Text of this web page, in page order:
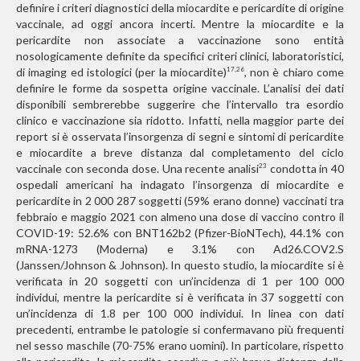
definire i criteri diagnostici della miocardite e pericardite di origine
vaccinale, ad oggi ancora incerti. Mentre la miocardite e la
pericardite non associate a vaccinazione sono entità
nosologicamente definite da specifici criteri clinici, laboratoristici,
di imaging ed istologici (per la miocardite)17,26, non è chiaro come
definire le forme da sospetta origine vaccinale. L’analisi dei dati
disponibili sembrerebbe suggerire che l’intervallo tra esordio
clinico e vaccinazione sia ridotto. Infatti, nella maggior parte dei
report si è osservata l’insorgenza di segni e sintomi di pericardite
e miocardite a breve distanza dal completamento del ciclo
vaccinale con seconda dose. Una recente analisi23 condotta in 40
ospedali americani ha indagato l’insorgenza di miocardite e
pericardite in 2 000 287 soggetti (59% erano donne) vaccinati tra
febbraio e maggio 2021 con almeno una dose di vaccino contro il
COVID-19: 52.6% con BNT162b2 (Pfizer-BioNTech), 44.1% con
mRNA-1273 (Moderna) e 3.1% con Ad26.COV2.S
(Janssen/Johnson & Johnson). In questo studio, la miocardite si è
verificata in 20 soggetti con un’incidenza di 1 per 100 000
individui, mentre la pericardite si è verificata in 37 soggetti con
un’incidenza di 1.8 per 100 000 individui. In linea con dati
precedenti, entrambe le patologie si confermavano più frequenti
nel sesso maschile (70-75% erano uomini). In particolare, rispetto